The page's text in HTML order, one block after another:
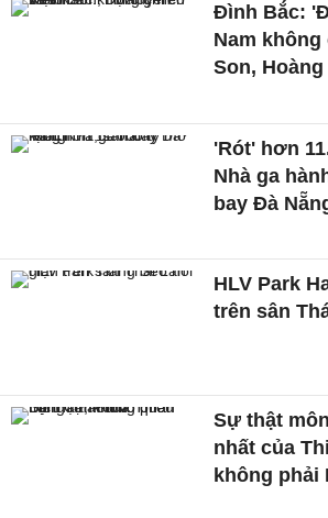
Đình Bắc:
Nam không
Son,
'Rót' hơn
Nhà ga
bay Đà
HLV Park
trên sân
Sự thật
nhất của
không phải